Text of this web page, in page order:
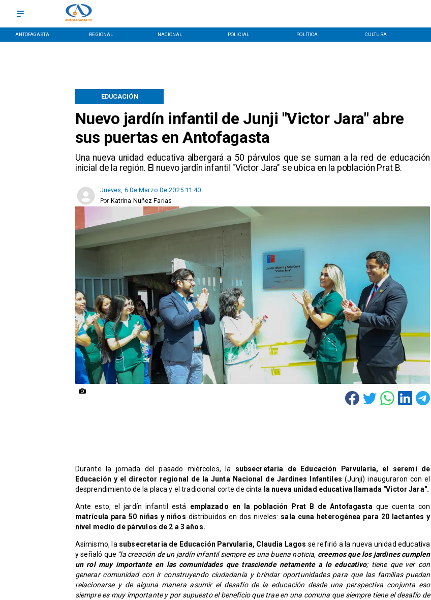
ANTOFAGASTA REGIONAL NACIONAL POLICIAL POLÍTICA CULTURA
Nuevo jardín infantil de Junji "Victor Jara" abre
sus puertas en Antofagasta
Una nueva unidad educativa albergará a 50 párvulos que se suman a la red de educación
inicial de la región. El nuevo jardín infantil "Victor Jara" se ubica en la población Prat B.
EDUCACIÓN
Jueves, 6 De Marzo De 2025 11:40
Katrina Nuñez Farias
Por
Durante la jornada del pasado miércoles, la subsecretaria de Educación Parvularia, el seremi de
Educación y el director regional de la Junta Nacional de Jardines Infantiles (Junji) inauguraron con el
desprendimiento de la placa y el tradicional corte de cinta la nueva unidad educativa llamada "Victor Jara".
Ante esto, el jardín infantil está emplazado en la población Prat B de Antofagastaque cuenta con
matrícula para 50 niñas y niños distribuidos en dos niveles: sala cuna heterogénea para 20 lactantes y
nivel medio de párvulos de 2 a 3 años.
Asimismo, la subsecretaria de Educación Parvularia, Claudia Lagos se refirió a la nueva unidad educativa
y señaló que "la creación de un jardín infantil siempre es una buena noticia, creemos que los jardines cumplen
un rol muy importante en las comunidades que trasciende netamente a lo educativo; tiene que ver con
generar comunidad con ir construyendo ciudadanía y brindar oportunidades para que las familias puedan
relacionarse y de alguna manera asumir el desafío de la educación desde una perspectiva conjunta eso
siempre es muy importante y por supuesto el beneficio que trae en una comuna que siempre tiene el desafío de